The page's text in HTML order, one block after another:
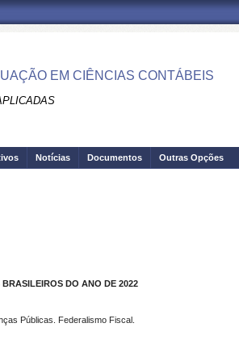
EM CIÊNCIAS CONTÁBEIS
Notícias Documentos Outras Opções
DO ANO DE 2022
Públicas. Federalismo Fiscal.